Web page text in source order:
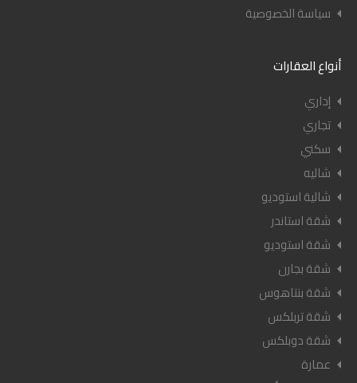
سياسة الخصوصية
أنواع العقارات
إداري
تجاري
سكني
شاليه
شالية استوديو
شقة استاندر
شقة استوديو
شقة بجارن
شقة بنتاهوس
شقة تربلكس
شقة دوبلكس
عمارة